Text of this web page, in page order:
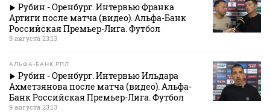
Рубин - Оренбург. Интервью Франка
Артиги после матча (видео). Альфа-Банк
Российская Премьер-Лига. Футбол
9 августа 23:13
АЛЬФА-БАНК РПЛ
Рубин - Оренбург. Интервью Ильдара
Ахметзянова после матча (видео). Альфа-
Банк Российская Премьер-Лига. Футбол
9 августа 23:13